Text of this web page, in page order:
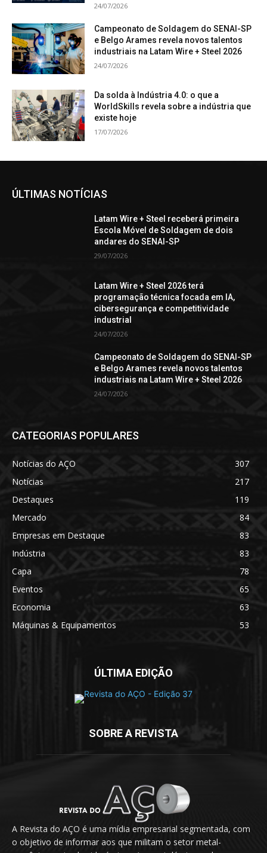
24/07/2026
Campeonato de Soldagem do SENAI-SP
e Belgo Arames revela novos talentos
industriais na Latam Wire + Steel 2026
24/07/2026
Da solda à Indústria 4.0: o que a
WorldSkills revela sobre a indústria que
existe hoje
17/07/2026
ÚLTIMAS NOTÍCIAS
Latam Wire + Steel receberá primeira
Escola Móvel de Soldagem de dois
andares do SENAI-SP
29/07/2026
Latam Wire + Steel 2026 terá
programação técnica focada em IA,
cibersegurança e competitividade
industrial
24/07/2026
Campeonato de Soldagem do SENAI-SP
e Belgo Arames revela novos talentos
industriais na Latam Wire + Steel 2026
24/07/2026
CATEGORIAS POPULARES
Notícias do AÇO
307
Notícias
217
Destaques
119
Mercado
84
Empresas em Destaque
83
Indústria
83
Capa
78
Eventos
65
Economia
63
Máquinas & Equipamentos
53
ÚLTIMA EDIÇÃO
SOBRE A REVISTA
A Revista do AÇO é uma mídia empresarial segmentada, com
o objetivo de informar aos que militam o setor metal-